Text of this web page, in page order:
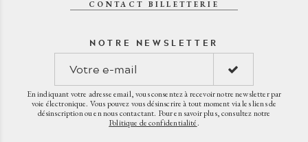
CONTACT BILLETTERIE
NOTRE NEWSLETTER
En indiquant votre adresse email, vous consentez à recevoir notre newsletter par
voie électronique. Vous pouvez vous désinscrire à tout moment via les liens de
désinscription ou en nous contactant. Pour en savoir plus, consultez notre
Politique de confidentialité.